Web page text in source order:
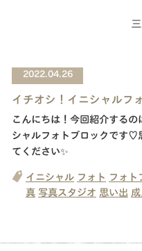
2022.04.26
イチオシ！イニシャルフ
こんにちは！今回紹介する
シャルフォトブロックです♡
てください✨
イニシャル フォト フォト
真 写真スタジオ 思い出